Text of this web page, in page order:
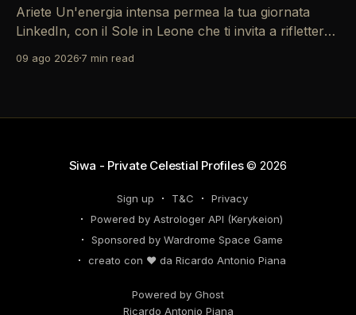
Ariete Un'energia intensa permea la tua giornata
LinkedIn, con il Sole in Leone che ti invita a riflettere
dalla Luna in Gemelli, possono generare interazioni
09 ago 2026 7 min read
Siwa - Private Celestial Profiles© 2026
Sign up T&C
Privacy
Powered by Astrologer API (Kerykeion)
Sponsored by Wardrome Space Game
creato con ❤️ da Ricardo Antonio Piana
Powered by Ghost
Ricardo Antonio Piana